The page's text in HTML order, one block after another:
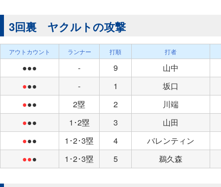
3回裏 ヤクルトの攻撃
アウトカウント ランナー 打順 打者
●●● - 9
山中
●●● - 1
坂口
●●● 2塁 2
川端
●●● 1･2塁 3
山田
●●● 1･2･3塁 4
バレンティン
●●● 1･2･3塁 5 鵜久森